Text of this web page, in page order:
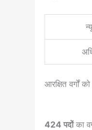
आरक्षित वर्गों
424 पदोंका